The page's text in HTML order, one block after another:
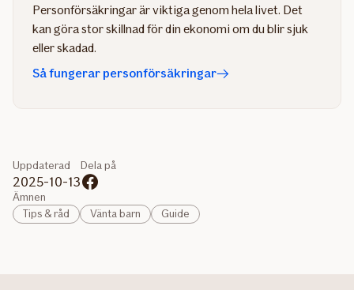
Personförsäkringar är viktiga genom hela livet. Det
kan göra stor skillnad för din ekonomi om du blir sjuk
eller skadad.
Så fungerar personförsäkringar
Uppdaterad
2025-10-13
Dela på
Ämnen
Tips & råd
Vänta barn Guide